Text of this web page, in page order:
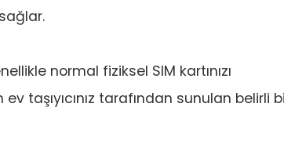
normal fiziksel SIM kartınızı
taşıyıcınız tarafından sunulan belirli